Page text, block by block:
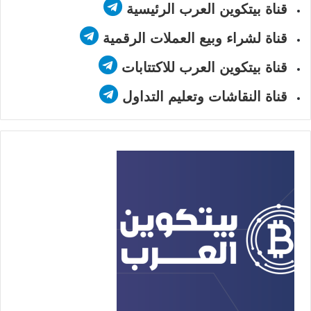
قناة بيتكوين العرب الرئيسية
قناة لشراء وبيع العملات الرقمية
قناة بيتكوين العرب للاكتتابات
قناة النقاشات وتعليم التداول